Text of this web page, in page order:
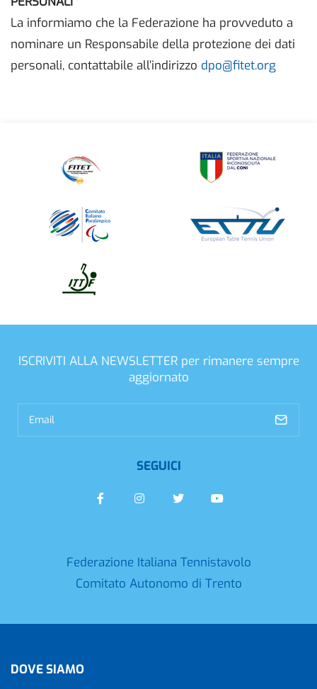
La informiamo che la Federazione ha provveduto a
nominare un Responsabile della protezione dei dati
personali, contattabile all’indirizzo dpo@fitet.org
Federazione Italiana Tennistavolo
Comitato Autonomo di Trento
ISCRIVITI ALLA NEWSLETTER per rimanere sempre
aggiornato
SEGUICI
DOVE SIAMO